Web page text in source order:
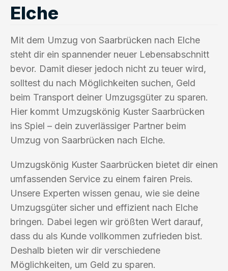
Elche
Mit dem Umzug von Saarbrücken nach Elche
steht dir ein spannender neuer Lebensabschnitt
bevor. Damit dieser jedoch nicht zu teuer wird,
solltest du nach Möglichkeiten suchen, Geld
beim Transport deiner Umzugsgüter zu sparen.
Hier kommt Umzugskönig Kuster Saarbrücken
ins Spiel – dein zuverlässiger Partner beim
Umzug von Saarbrücken nach Elche.
Umzugskönig Kuster Saarbrücken bietet dir einen
umfassenden Service zu einem fairen Preis.
Unsere Experten wissen genau, wie sie deine
Umzugsgüter sicher und effizient nach Elche
bringen. Dabei legen wir größten Wert darauf,
dass du als Kunde vollkommen zufrieden bist.
Deshalb bieten wir dir verschiedene
Möglichkeiten, um Geld zu sparen.